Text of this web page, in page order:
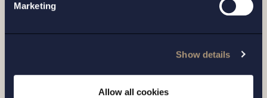
Marketing
Show details
Allow all cookies